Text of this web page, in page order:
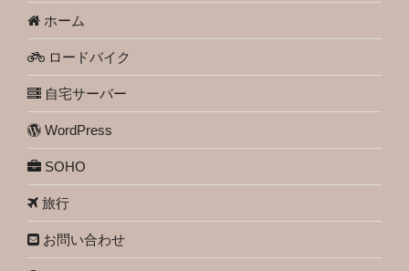
ホーム
ロードバイク
自宅サーバー
WordPress
SOHO
旅行
お問い合わせ